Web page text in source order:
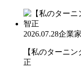
2026.07.28企業
【私のターニ
正